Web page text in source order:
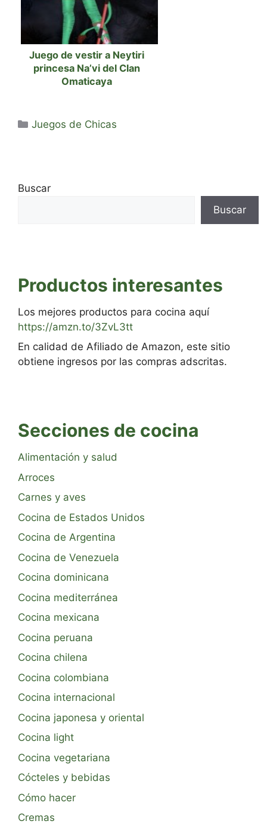
Juego de vestir a Neytiri
princesa Na’vi del Clan
Omaticaya
Categorías
Juegos de Chicas
Buscar
Buscar
Productos interesantes
Los mejores productos para cocina aquí
https://amzn.to/3ZvL3tt
En calidad de Afiliado de Amazon, este sitio
obtiene ingresos por las compras adscritas.
Secciones de cocina
Alimentación y salud
Arroces
Carnes y aves
Cocina de Estados Unidos
Cocina de Argentina
Cocina de Venezuela
Cocina dominicana
Cocina mediterránea
Cocina mexicana
Cocina peruana
Cocina chilena
Cocina colombiana
Cocina internacional
Cocina japonesa y oriental
Cocina light
Cocina vegetariana
Cócteles y bebidas
Cómo hacer
Cremas